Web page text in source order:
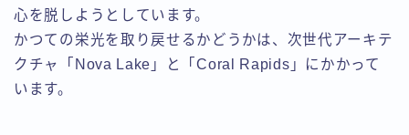
心を脱しようとしています。
かつての栄光を取り戻せるかどうかは、次世代アーキテ
クチャ「Nova Lake」と「Coral Rapids」にかかって
います。